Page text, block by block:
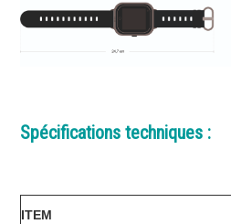
Spécifications techniques :
ITEM